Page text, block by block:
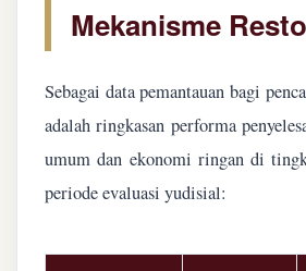
Mekanisme
Sebagai data pemantauan bagi
adalah ringkasan performa
umum dan ekonomi ringan di
periode evaluasi yudisial: